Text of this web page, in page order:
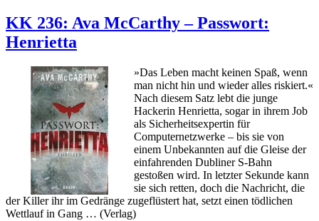
Chris
Brookmyre
–
Ende
KK 236: Ava McCarthy – Passwort:
Henrietta
»Das Leben macht keinen Spaß, wenn
man nicht hin und wieder alles riskiert.«
Nach diesem Satz lebt die junge
Hackerin Henrietta, sogar in ihrem Job
als Sicherheitsexpertin für
Computernetzwerke – bis sie von
einem Unbekannten auf die Gleise der
einfahrenden Dubliner S-Bahn
gestoßen wird. In letzter Sekunde kann
sie sich retten, doch die Nachricht, die
der Killer ihr im Gedränge zugeflüstert hat, setzt einen tödlichen
Wettlauf in Gang … (Verlag)